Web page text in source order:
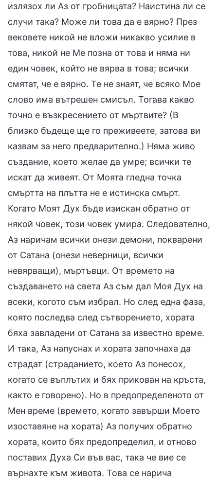
излязох ли Аз от гробницата? Наистина ли се
случи така? Може ли това да е вярно? През
вековете никой не вложи никакво усилие в
това, никой не Ме позна от това и няма ни
един човек, който не вярва в това; всички
смятат, че е вярно. Те не знаят, че всяко Мое
слово има вътрешен смисъл. Тогава какво
точно е възкресението от мъртвите? (В
близко бъдеще ще го преживеете, затова ви
казвам за него предварително.) Няма живо
създание, което желае да умре; всички те
искат да живеят. От Моята гледна точка
смъртта на плътта не е истинска смърт.
Когато Моят Дух бъде изискан обратно от
някой човек, този човек умира. Следователно,
Аз наричам всички онези демони, покварени
от Сатана (онези неверници, всички
невярващи), мъртъвци. От времето на
създаването на света Аз съм дал Моя Дух на
всеки, когото съм избрал. Но след една фаза,
която последва след сътворението, хората
бяха завладени от Сатана за известно време.
И така, Аз напуснах и хората започнаха да
страдат (страданието, което Аз понесох,
когато се въплътих и бях прикован на кръста,
както е говорено). Но в предопределеното от
Мен време (времето, когато завърши Моето
изоставяне на хората) Аз получих обратно
хората, които бях предопределил, и отново
поставих Духа Си във вас, така че вие се
върнахте към живота. Това се нарича